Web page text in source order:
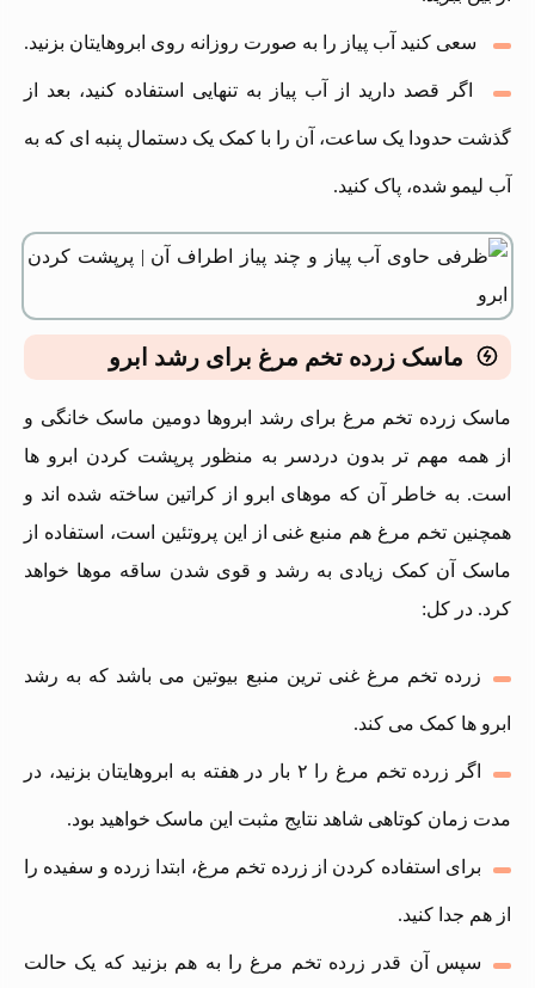
سعی کنید آب پیاز را به صورت روزانه روی ابروهایتان بزنید.
اگر قصد دارید از آب پیاز به تنهایی استفاده کنید، بعد از
گذشت حدودا یک ساعت، آن را با کمک یک دستمال پنبه‌ ای که به
آب لیمو شده، پاک کنید.
ماسک زرده تخم مرغ برای رشد ابرو
ماسک زرده تخم مرغ برای رشد ابروها دومین ماسک خانگی و
از همه مهم تر بدون دردسر به منظور پرپشت کردن ابرو ها
است. به خاطر آن که موهای ابرو از کراتین ساخته شده‌ اند و
همچنین تخم مرغ هم منبع غنی از این پروتئین است، استفاده از
ماسک آن کمک زیادی به رشد و قوی‌ شدن ساقه موها خواهد
کرد. در کل:
زرده تخم مرغ غنی‌ ترین منبع بیوتین می باشد که به رشد
ابرو ها کمک می‌ کند.
اگر زرده تخم مرغ را ۲ بار در هفته به ابروهایتان بزنید، در
مدت زمان کوتاهی شاهد نتایج مثبت این ماسک خواهید بود.
برای استفاده کردن از زرده تخم مرغ، ابتدا زرده و سفیده را
از هم جدا کنید.
سپس آن‌ قدر زرده تخم مرغ را به هم بزنید که یک حالت